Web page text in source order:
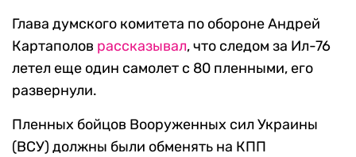
Глава думского комитета по обороне Андрей
Картаполов рассказывал, что следом за Ил-76
летел еще один самолет с 80 пленными, его
развернули.
Пленных бойцов Вооруженных сил Украины
(ВСУ) должны были обменять на КПП